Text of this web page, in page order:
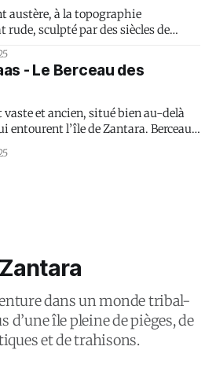
austère, à la topographie
rude, sculpté par des siècles de
où la discrétion vaut plus que
est un art...
- Le Berceau des
et ancien, situé bien au-delà
entourent l’île de Zantara. Berceau
il est à la fois un carrefour de
Zantara
dans un monde tribal-
d’une île pleine de pièges, de
et de trahisons.